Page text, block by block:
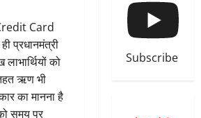
Card
प्रधानमंत्री
को
ऋण भी
का मानना है
समय पर
Subscribe